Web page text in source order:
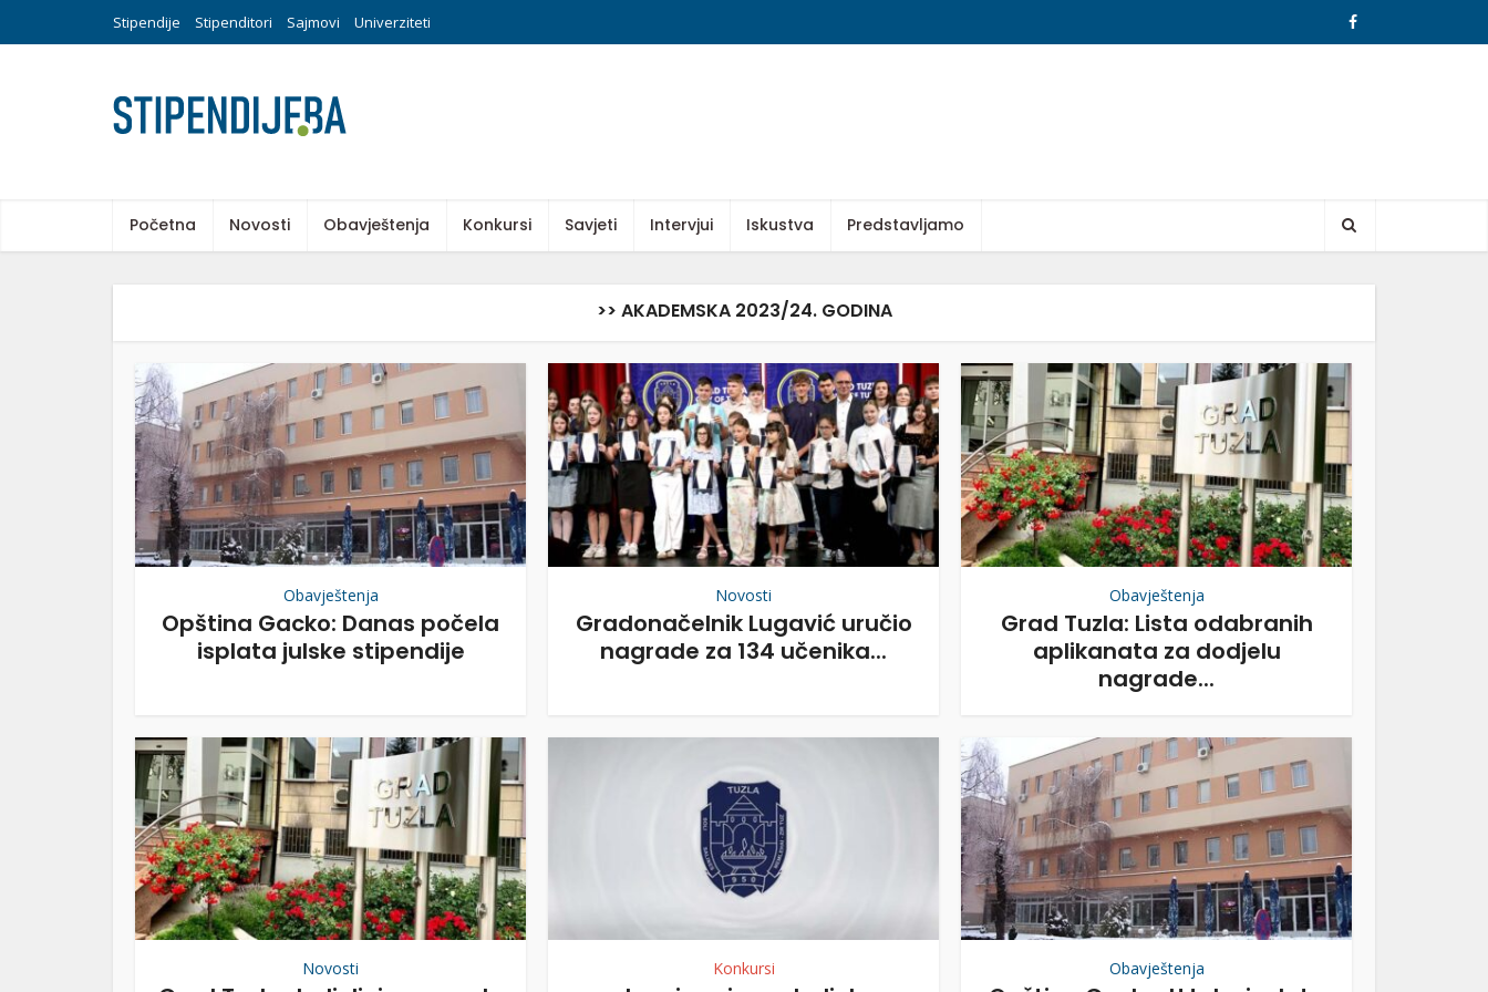
Stipendije Stipenditori Sajmovi Univerziteti
Početna Novosti Obavještenja Konkursi Savjeti Intervjui Iskustva Predstavljamo
>> AKADEMSKA 2023/24. GODINA
Obavještenja
Opština Gacko: Danas počela
isplata julske stipendije
Novosti
Gradonačelnik Lugavić uručio
nagrade za 134 učenika...
Obavještenja
Grad Tuzla: Lista odabranih
aplikanata za dodjelu
nagrade...
Novosti Konkursi Obavještenja